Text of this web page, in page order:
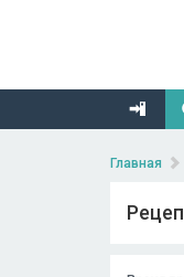
Главная